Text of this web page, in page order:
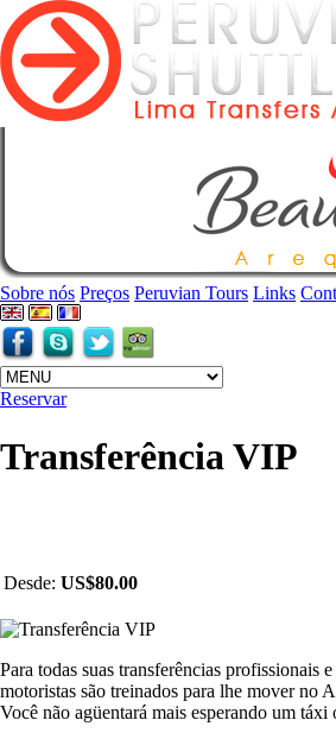
Sobre nós Preços Peruvian Tours Links
Reservar
Transferência VIP
Desde: US$80.00
Para todas suas transferências profissionais
motoristas são treinados para lhe mover no
Você não agüentará mais esperando um táxi